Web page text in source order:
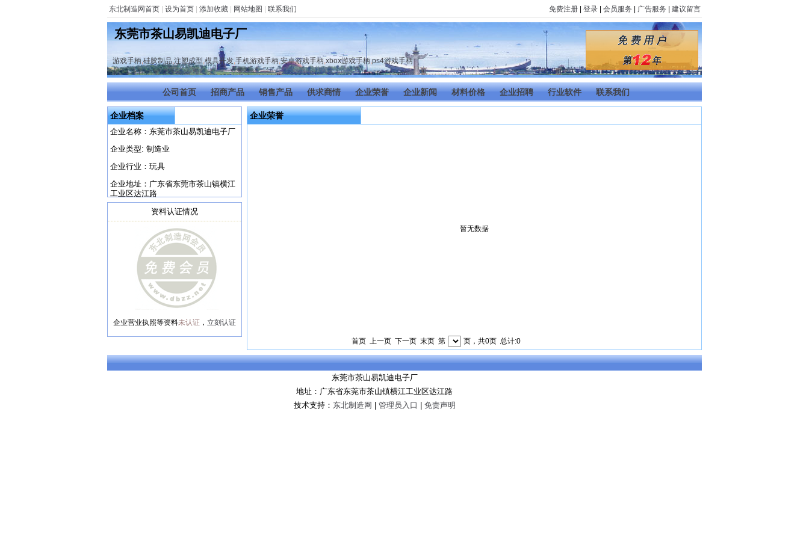
东北制造网首页 设为首页 添加收藏 网站地图 联系我们 免费注册 登录 会员服务 广告服务 建议留言
东莞市茶山易凯迪电子厂
游戏手柄,硅胶制品,注塑成型,模具开发,手机游戏手柄,安卓游戏手柄,xbox游戏手柄,ps4游戏手柄
公司首页 招商产品 销售产品 供求商情 企业荣誉 企业新闻 材料价格 企业招聘 行业软件 联系我们
企业档案
企业名称：东莞市茶山易凯迪电子厂
企业类型: 制造业
企业行业：玩具
企业地址：广东省东莞市茶山镇横江
工业区达江路
资料认证情况
企业营业执照等资料未认证 ， 立刻认证
企业荣誉
暂无数据
首页 上一页 下一页 末页 第 页，共0页 总计:0
东莞市茶山易凯迪电子厂
地址：广东省东莞市茶山镇横江工业区达江路
技术支持： 东北制造网 管理员入口 免责声明